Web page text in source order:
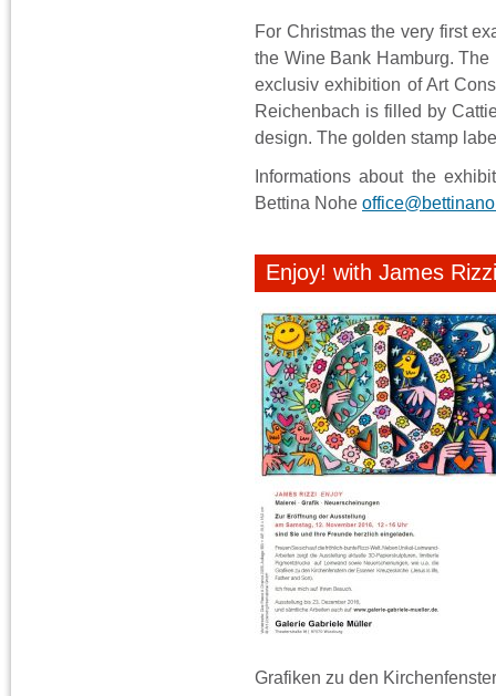
For Christmas the very first
the Wine Bank Hamburg.
exclusiv exhibition of Art
Reichenbach is filled by
design. The golden stamp
Informations about the
Bettina Nohe
Enjoy! with James Rizzi
Grafiken zu den